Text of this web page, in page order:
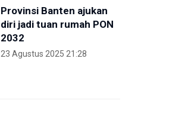
Provinsi Banten ajukan
diri jadi tuan rumah PON
2032
23 Agustus 2025 21:28